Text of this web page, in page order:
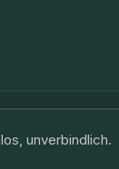
unverbindlich.